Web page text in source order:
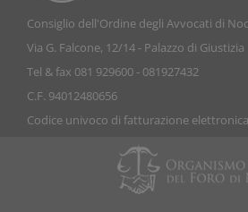
Consiglio dell'Ordine degli Avvocati di
Via G. Falcone, 12/14 - Palazzo di Giustizia
Tel & fax 081 929600 - 081927432
C.F. 94012480656
Codice univoco di fatturazione